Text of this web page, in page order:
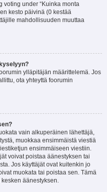
voting under “Kuinka monta
kesto päivinä (0 kestää
mahdollisuuden muuttaa
ylläpitäjän määrittelemä. Jos
ota yhteyttä foorumin
vain alkuperäinen lähettäjä,
muokkaa ensimmäistä viestiä
ensimmäiseen viestiin.
voivat poistaa äänestyksen tai
Jos käyttäjät ovat kuitenkin jo
muokata tai poistaa sen. Tämä
äänestyksen.